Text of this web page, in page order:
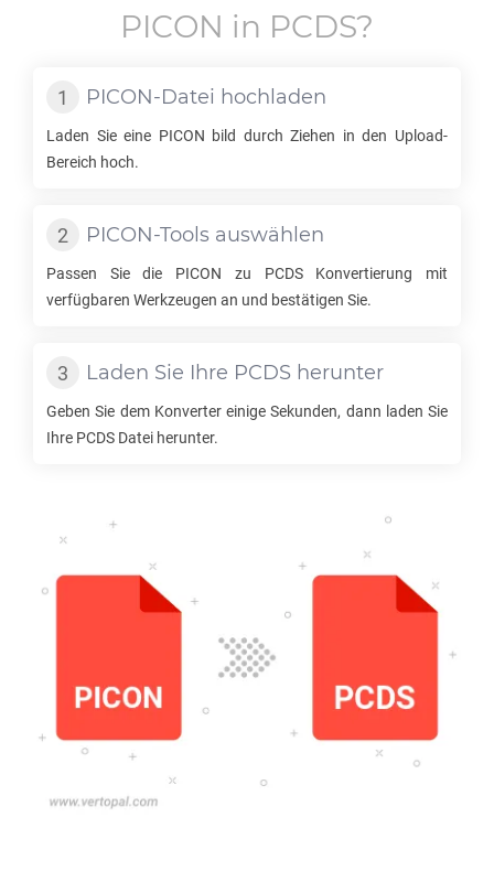
PICON in PCDS?
PICON-Datei hochladen
Laden Sie eine PICON bild durch Ziehen in den Upload-
Bereich hoch.
PICON-Tools auswählen
Passen Sie die PICON zu PCDSKonvertierung mit
verfügbaren Werkzeugen an und bestätigen Sie.
Laden Sie Ihre PCDS herunter
Geben Sie dem Konverter einige Sekunden, dann laden Sie
Ihre PCDS Datei herunter.